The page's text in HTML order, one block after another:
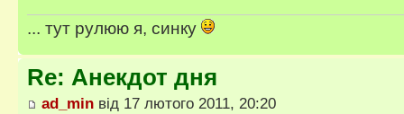
... тут рулюю я, синку
Re: Анекдот дня
ad_min від 17 лютого 2011, 20:20